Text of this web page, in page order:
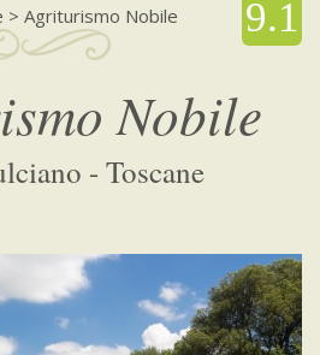
9.1
> Agriturismo Nobile
Nobile
- Toscane